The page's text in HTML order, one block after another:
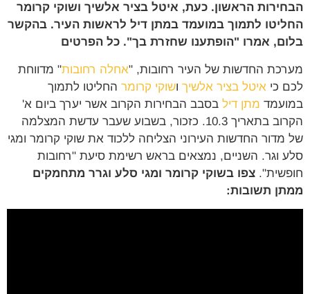
הראשון. כעת, איטל בציר אלשיך ושוקי קרומר
לתמוך במועמד במתן דיל לראשות העיר. בהקשר
אמרו "הופתענו שחזרת בך". כל הפרטים
החדשות של העיר רחובות, "אחלה רחובות" מדווחת
כיאיטל בציר אלשיךושוקי קרומרהחליטו לתמוך
מתן דילבסבב הבחירות הקרוב אשר יערך ביום א'
הקרוב בתאריך 10.3. כזכור, בשבוע שעבר עדשת המצלמה
החדשות העירוני הצליחה ללכוד את שוקי קרומר ומגי
וגר. השניים, נמצאים בראש רשימת סיעת "רחובות
צפו בשוקי קרומר ומגי סלע וגרר מתחמקים
תשובות: